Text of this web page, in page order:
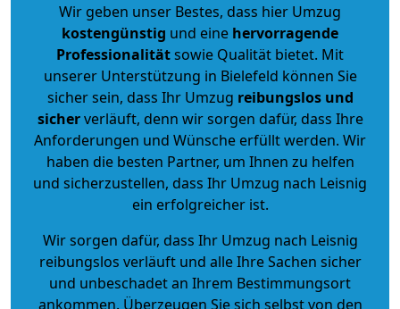
Wir geben unser Bestes, dass hier Umzug
kostengünstig und eine hervorragende
Professionalitätsowie Qualität bietet. Mit
unserer Unterstützung in Bielefeld können Sie
sicher sein, dass Ihr Umzug reibungslos und
sicherverläuft, denn wir sorgen dafür, dass Ihre
Anforderungen und Wünsche erfüllt werden. Wir
haben die besten Partner, um Ihnen zu helfen
und sicherzustellen, dass Ihr Umzug nach Leisnig
ein erfolgreicher ist.
Wir sorgen dafür, dass Ihr Umzug nach Leisnig
reibungslos verläuft und alle Ihre Sachen sicher
und unbeschadet an Ihrem Bestimmungsort
ankommen. Überzeugen Sie sich selbst von den